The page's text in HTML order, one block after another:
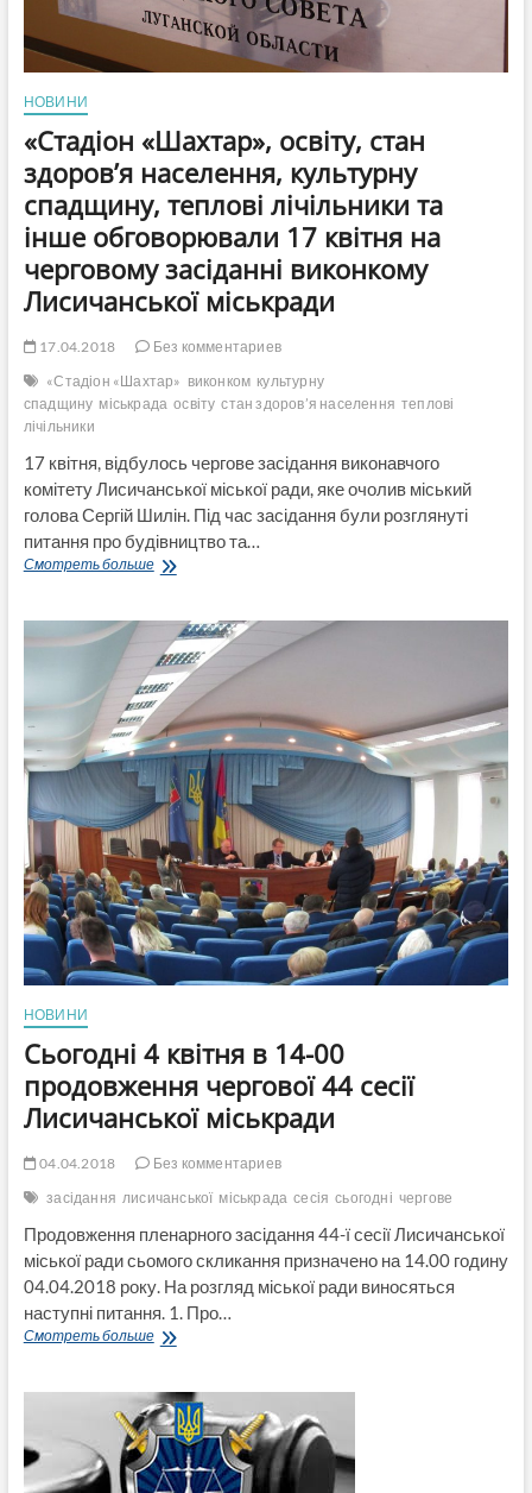
НОВИНИ
«Стадіон «Шахтар», освіту, стан
здоров’я населення, культурну
спадщину, теплові лічільники та
інше обговорювали 17 квітня на
черговому засіданні виконкому
Лисичанської міськради
17.04.2018
Без комментариев
«Стадіон «Шахтар» виконком культурну
спадщину міськрада освіту стан здоров’я населення теплові
лічільники
17 квітня, відбулось чергове засідання виконавчого
комітету Лисичанської міської ради, яке очолив міський
голова Сергій Шилін. Під час засідання були розглянуті
питання про будівництво та…
Смотреть больше«Стадіон
стан
здоров’я
населення,
культурну
спадщину,
теплові
лічільники
та
інше
обговорювали
17
квітня
на
черговому
засіданні
виконкому
Лисичанської
міськради
НОВИНИ
Сьогодні 4 квітня в 14-00
продовження чергової 44 сесії
Лисичанської міськради
04.04.2018
Без комментариев
засідання лисичанської міськрада сесія сьогодні чергове
Продовження пленарного засідання 44-ї сесії Лисичанської
міської ради сьомого скликання призначено на 14.00 годину
04.04.2018 року. На розгляд міської ради виносяться
наступні питання. 1. Про…
Смотреть большеСьогодні
в
14-
00
продовження
чергової